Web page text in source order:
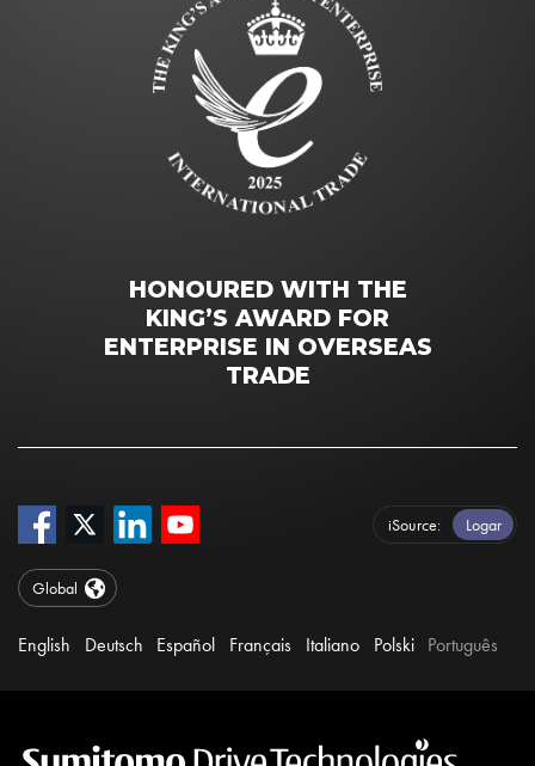
HONOURED WITH THE
KING’S AWARD FOR
ENTERPRISE IN OVERSEAS
TRADE
iSource Logar
Global
English Deutsch Español Français Italiano Polski Português